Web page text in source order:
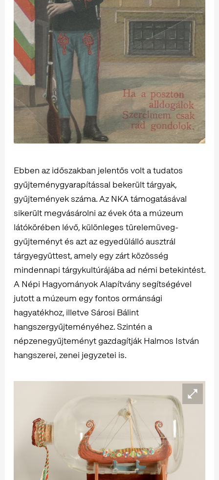
Ebben az időszakban jelentős volt a tudatos
gyűjteménygyarapítással bekerült tárgyak,
gyűjtemények száma. Az NKA támogatásával
sikerült megvásárolni az évek óta a múzeum
látókörében lévő, különleges türelemüveg-
gyűjteményt és azt az egyedülálló ausztrál
tárgyegyüttest, amely egy zárt közösség
mindennapi tárgykultúrájába ad némi betekintést.
A Népi Hagyományok Alapítvány segítségével
jutott a múzeum egy fontos ormánsági
hagyatékhoz, illetve Sárosi Bálint
hangszergyűjteményéhez. Szintén a
népzenegyűjteményt gazdagítják Halmos István
hangszerei, zenei jegyzetei is.